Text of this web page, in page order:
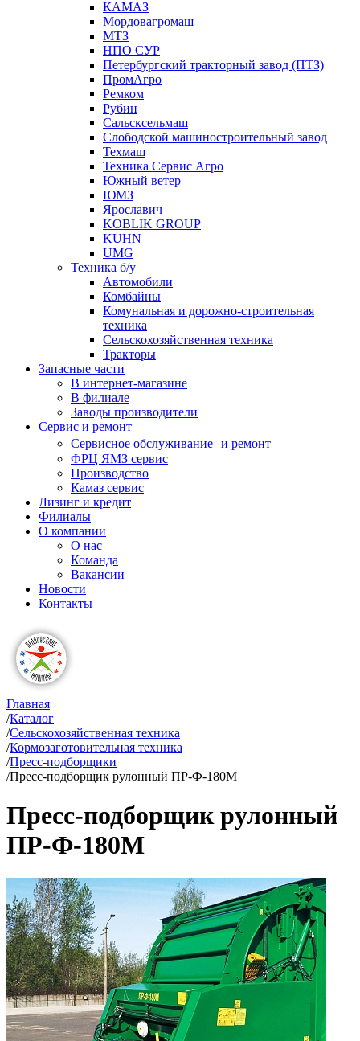
КАМАЗ
Мордовагромаш
МТЗ
НПО СУР
Петербургский тракторный завод (ПТЗ)
ПромАгро
Ремком
Рубин
Сальскcельмаш
Слободской машиностроительный завод
Техмаш
Техника Сервис Агро
Южный ветер
ЮМЗ
Ярославич
KOBLIK GROUP
KUHN
UMG
Техника б/у
Автомобили
Комбайны
Комунальная и дорожно-строительная
техника
Сельскохозяйственная техника
Тракторы
Запасные части
В интернет-магазине
В филиале
Заводы производители
Сервис и ремонт
Сервисное обслуживание и ремонт
ФРЦ ЯМЗ сервис
Производство
Камаз сервис
Лизинг и кредит
Филиалы
О компании
О нас
Команда
Вакансии
Новости
Контакты
Главная
/Каталог
/Сельскохозяйственная техника
/Кормозаготовительная техника
/Пресс-подборщики
/Пресс-подборщик рулонный ПР-Ф-180М
Пресс-подборщик рулонный
ПР-Ф-180М